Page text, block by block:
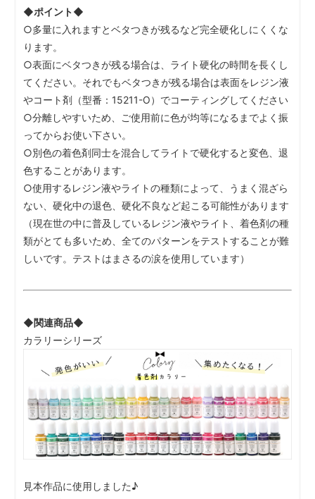
◆ポイント◆
○多量に入れますとベタつきが残るなど完全硬化しにくくな
ります。
○表面にベタつきが残る場合は、ライト硬化の時間を長くし
てください。それでもベタつきが残る場合は表面をレジン液
やコート剤（型番：15211-O）でコーティングしてください
○分離しやすいため、ご使用前に色が均等になるまでよく振
ってからお使い下さい。
○別色の着色剤同士を混合してライトで硬化すると変色、退
色することがあります。
○使用するレジン液やライトの種類によって、うまく混ざら
ない、硬化中の退色、硬化不良など起こる可能性があります
（現在世の中に普及しているレジン液やライト、着色剤の種
類がとても多いため、全てのパターンをテストすることが難
しいです。テストはまさるの涙を使用しています）
◆関連商品◆
カラリーシリーズ
見本作品に使用しました♪